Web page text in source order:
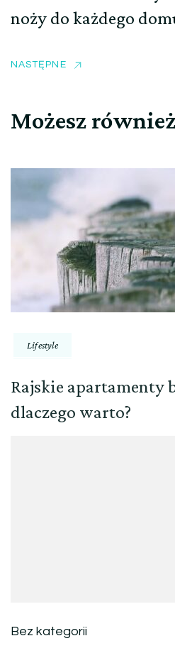
noży do każdego
NASTĘPNE
Możesz
Lifestyle
Rajskie apartamenty
dlaczego warto?
Bez kategorii